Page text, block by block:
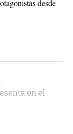
desde
en el